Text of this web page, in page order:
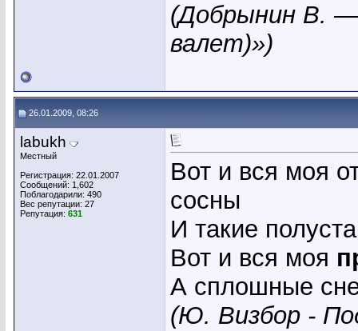
(Добрынин В. —
валет)»)
26.01.2009, 08:26
labukh
Местный
Регистрация: 22.01.2007
Сообщений: 1,602
Поблагодарили: 490
Вес репутации: 27
Репутация: 631
Вот и вся моя
сосны
И такие
Вот и вся моя
А сплошные
(Ю. Визбор -